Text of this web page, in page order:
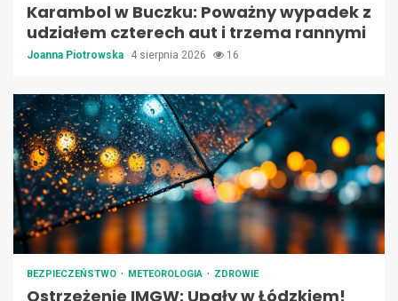
Karambol w Buczku: Poważny wypadek z
udziałem czterech aut i trzema rannymi
Joanna Piotrowska 4 sierpnia 2026 16
BEZPIECZEŃSTWO METEOROLOGIA ZDROWIE
Ostrzeżenie IMGW: Upały w Łódzkiem!